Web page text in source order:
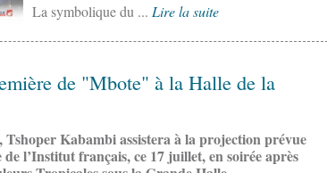
La symbolique du ... Lire la suite
de "Mbote" à la Halle de la
Kabambi assistera à la projection prévue
l’Institut français, ce 17 juillet, en soirée après